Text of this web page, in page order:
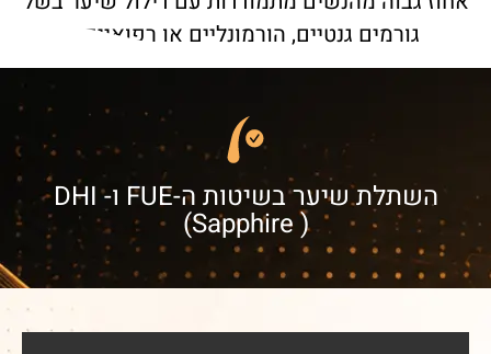
גורמים גנטיים, הורמונליים או רפואיים .
השתלת שיער בשיטות ה-FUE ו- DHI
(Sapphire )